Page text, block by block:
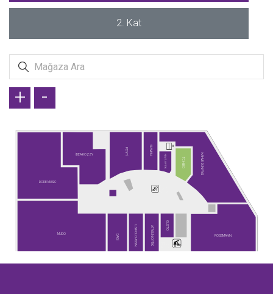
2. Kat
ATASUN OPTİK
DORE MUSIC
GUSTO
KAHVE DÜNYASI
DAGİ
MUDO
NEVA OPTİK
PENTİ
ROSSMANN
SUWEN
TCHIBO
U.S POLO ASSN.
İDEA KOZZY
+ -